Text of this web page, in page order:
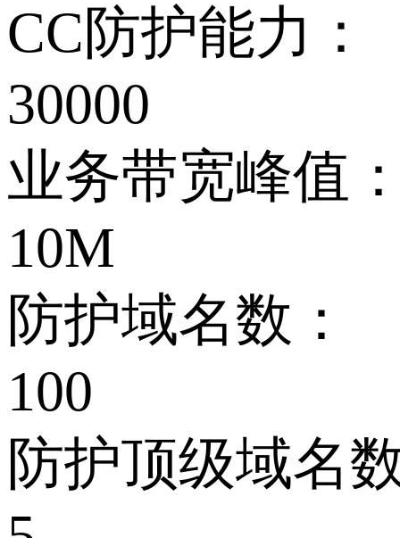
CC防护能力：
30000
业务带宽峰值
10M
防护域名数：
100
防护顶级域名